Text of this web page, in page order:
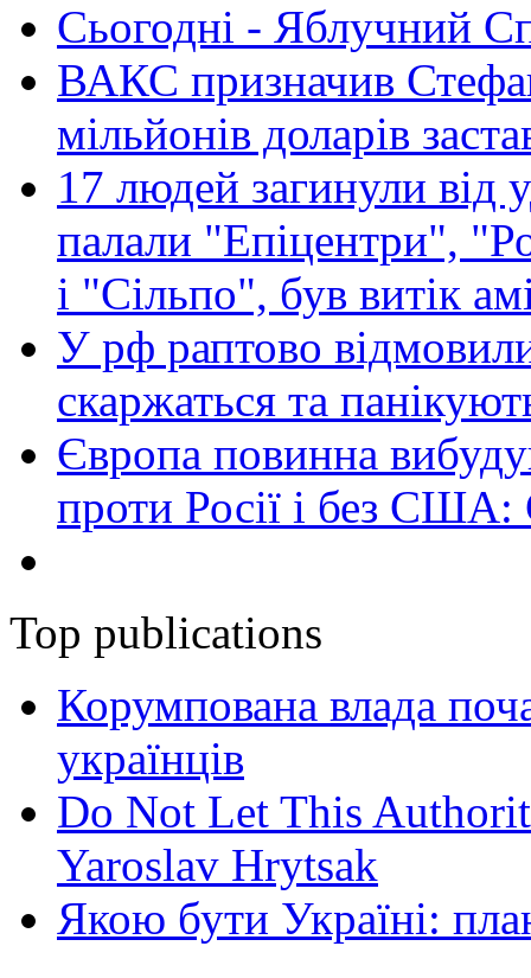
Сьогодні - Яблучний
ВАКС призначив
мільйонів доларів
17 людей загинули від
палали "Епіцентри",
і "Сільпо", був витік
У рф раптово
скаржаться та
Європа повинна
проти Росії і без США:
Top publications
Корумпована влада
українців
Do Not Let This
Yaroslav Hrytsak
Якою бути Україні: